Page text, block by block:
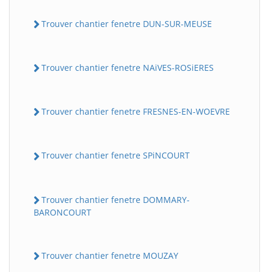
Trouver chantier fenetre DUN-SUR-MEUSE
Trouver chantier fenetre NAiVES-ROSiERES
Trouver chantier fenetre FRESNES-EN-WOEVRE
Trouver chantier fenetre SPiNCOURT
Trouver chantier fenetre DOMMARY-
BARONCOURT
Trouver chantier fenetre MOUZAY